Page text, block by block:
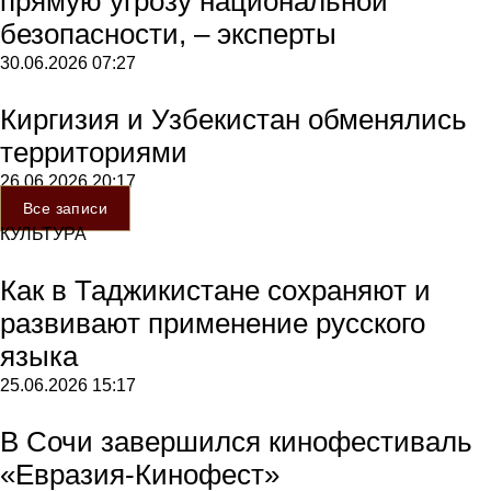
безопасности, – эксперты
30.06.2026 07:27
Киргизия и Узбекистан обменялись
территориями
26.06.202620:17
Все записи
КУЛЬТУРА
Как в Таджикистане сохраняют и
развивают применение русского
языка
25.06.2026 15:17
В Сочи завершился кинофестиваль
«Евразия-Кинофест»